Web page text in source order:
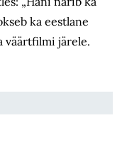
ka eestlane
väärtfilmi järele.